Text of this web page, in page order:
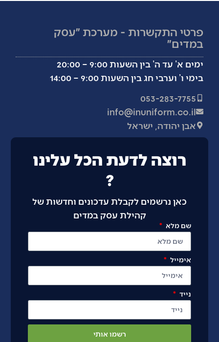
פרטי התקשרות - מערכת ״עסק
במדים״
ימים א’ עד ה’ בין השעות 9:00 – 20:00
בימי ו’ וערבי חג בין השעות 9:00 – 14:00
053-283-7755
info@inuniform.co.il
אבן יהודה, ישראל
רוצה לדעת הכל עלינו
?
כאן נרשמים לקבלת עדכונים וחדשות של
קהילת עסק במדים
שם מלא
אימייל
נייד
רשמו אותי